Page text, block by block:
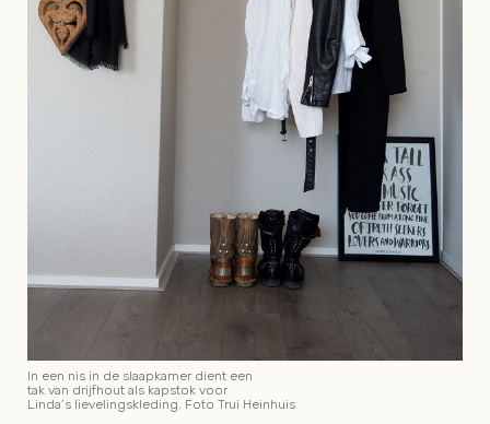
In een nis in de slaapkamer dient een
tak van drijfhout als kapstok voor
Linda’s lievelingskleding. Foto Trui Heinhuis